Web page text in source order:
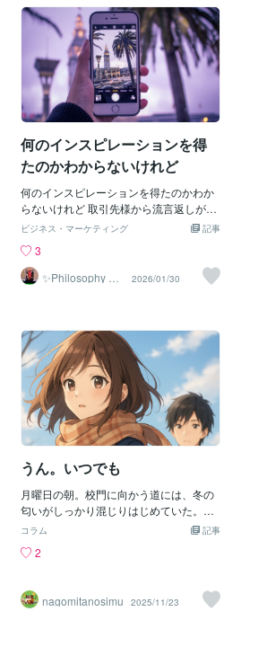
らが、ふんわり舞っていて、なんだか優
しい気持ちになります。「きれいだな
ぁ…」と、しばらく見惚れながら、お気
に入りのコーラゼロと一緒に、思わず一
枚パシャリ✨ひとりでぼーっとお花見し
ながら飲むコーラゼロ、この組み合わ
せ、なんだかすごく好きかも☺️春の風と
一緒に、心も体もすっきりとリセットさ
れていく感じ。「また夜に時間があった
ら、夜桜も見に来ようかな
語をつくります。調子がいいときは「私
のおかげ」。都合が悪いときは「誰かの
せい」。それ自体は、人間の自然なクセ
のようなもの。だから「被害者の顔をし
てしまう瞬間」があっても、不思議じゃ
ない。けれど、それを続けていたら──。
主人公を気取っているのに、都合が悪い
とすぐ脇役に逃げる。それは、もったい
ない生き方です。⸻主人公なら、言
い訳を降ろそう「私は自分の人生の主人
公です」そう宣言するなら、こうも思っ
ていませんか。「でもあの人が…」「で
も私の過去が…」そこに、誰の許可が必
要なのでしょうか。解放や覚醒という言
葉は、演じることもできます。けれど、
主人公なら。言い訳をやめること。誰か
のせいにしないこと。すべて、自分で引
き受けること。そのとき初めて、「誰か
シンプルです。幸せにも、不幸にも、誰
かがいなくてもなれる。「親のせいでこ
うなった」と言った瞬間、可能性は閉じ
る。「あの人のおかげで救われた」と言
った瞬間、自分の力は遠ざかる。他人を
恨んでいるうちは、不自由。感謝しすぎ
ても、不自然。誰かのせいにしても、何
も変わらない。誰かの助けを待っていて
も、何も始まらない。やるか、やらない
か。引
何のインスピレーションを得
たのかわからないけれど
何のインスピレーションを得たのかわか
らないけれど 取引先様から流言返しがあ
ったら 新しい先生から強烈にいじられて
けないらしいのだけど… 出会う人皆師匠
だからな… こういうのを私淑という。 現
代社会の対等な関係というのも ヒロピン
いうのはいうまでもない。 メッシーくら
いなら何人もいるし新規なんてつかまえ
放題… ということにがっかりしたのだろ
うか。 ここまでくる間の師匠の部下に ず
るいことはしないで！！ と釘をさされた
がもはやずるいことが 何だかよくわから
ないのである。 場合によるとＭｒ．不謹
慎の年収が師匠を超えてしまうことか…
まぁしょうがないだろう… 全てが塞翁が
記事
ビジネス・マーケティング
3
✨Philosophy Va
2026/01/30
うん。いつでも
月曜日の朝。校門に向かう道には、冬の
匂いがしっかり混じりはじめていた。低
い空、白い息、少し乾いた風。凪は手袋
ットの中で指をこすり合わせた。（今
触れたこと。変わるのが「怖い」と言い
合ったこと。名前を呼び合ったこと。ひ
記事
コラム
2
nagomitanosimu 2025/11/23